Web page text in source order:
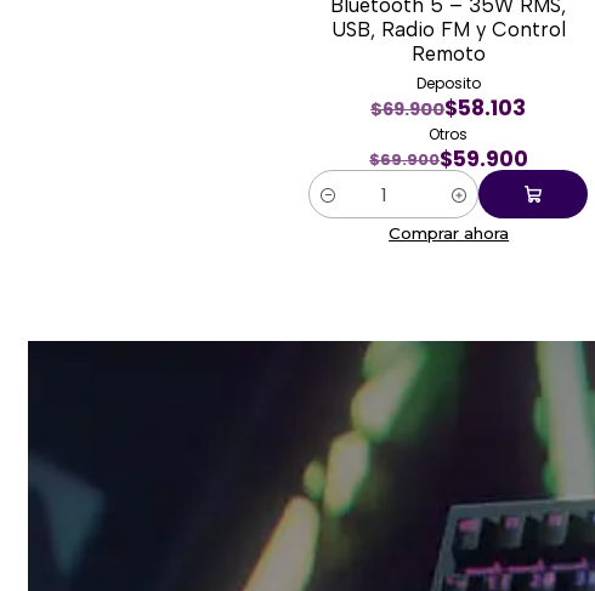
Bluetooth 5 – 35W RMS,
USB, Radio FM y Control
Remoto
Deposito
$69.900$58.103
Otros
$69.900$59.900
Cantidad
Comprar ahora